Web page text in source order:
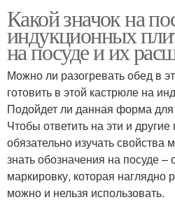
Какой значок на
индукционных
на посуде и их
Можно ли разогревать обед в
готовить в этой кастрюле на
Подойдет ли данная форма для
Чтобы ответить на эти и
обязательно изучать свойства
знать обозначения на посуде
маркировку, которая наглядно
можно и нельзя использовать.